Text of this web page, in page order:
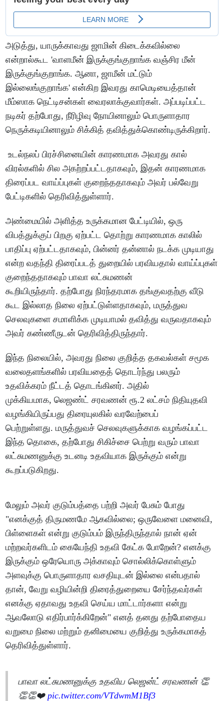
அடுத்து, யாருக்காவது ஜாமின் கிடைக்கவில்லை
என்றால்கூட 'வாளமீன் இருக்குங்குறாங்க வஞ்சிர மீன்
இருக்குங்குறாங்க. ஆனா, ஜாமீன் மட்டும்
இல்லைங்குறாங்க' என்கிற இவரது காமெடியைத்தான்
மீம்ஸாக நெட்டிசன்கள் வைரலாக்குவார்கள். அப்படிப்பட்ட
நடிகர் தற்போது, நீரிழிவு நோயினாலும் பொருளாதார
நெருக்கடியினாலும் சிக்கித் தவித்துக்கொண்டிருக்கிறார்.
உடல்நலப் பிரச்சினையின் காரணமாக அவரது கால்
விரல்களில் சில அகற்றப்பட்டதாகவும், இதன் காரணமாக
திரைப்பட வாய்ப்புகள் குறைந்ததாகவும் அவர் பல்வேறு
பேட்டிகளில் தெரிவித்துள்ளார்.
அண்மையில் அளித்த உருக்கமான பேட்டியில், ஒரு
விபத்துக்குப் பிறகு ஏற்பட்ட தொற்று காரணமாக காலில்
பாதிப்பு ஏற்பட்டதாகவும், பின்னர் தன்னால் நடக்க முடியாது
என்ற வதந்தி திரைப்படத் துறையில் பரவியதால் வாய்ப்புகள்
குறைந்ததாகவும் பாவா லட்சுமணன்
கூறியிருந்தார். தற்போது நிரந்தரமாக தங்குவதற்கு வீடு
கூட இல்லாத நிலை ஏற்பட்டுள்ளதாகவும், மருத்துவ
செலவுகளை சமாளிக்க முடியாமல் தவித்து வருவதாகவும்
அவர் கண்ணீருடன் தெரிவித்திருந்தார்.
இந்த நிலையில், அவரது நிலை குறித்த தகவல்கள் சமூக
வலைதளங்களில் பரவியதைத் தொடர்ந்து பலரும்
உதவிக்கரம் நீட்டத் தொடங்கினர். அதில்
முக்கியமாக, லெஜண்ட் சரவணன் ரூ.2 லட்சம் நிதியுதவி
வழங்கியிருப்பது திரையுலகில் வரவேற்பைப்
பெற்றுள்ளது. மருத்துவச் செலவுகளுக்காக வழங்கப்பட்ட
இந்த தொகை, தற்போது சிகிச்சை பெற்று வரும் பாவா
லட்சுமணனுக்கு உடனடி உதவியாக இருக்கும் என்று
கூறப்படுகிறது.
மேலும் அவர் குடும்பத்தை பற்றி அவர் பேசும் போது
"எனக்குத் திருமணமே ஆகவில்லை; ஒருவேளை மனைவி,
பிள்ளைகள் என்று குடும்பம் இருந்திருந்தால் நான் ஏன்
மற்றவர்களிடம் கையேந்தி உதவி கேட்க போறேன்? எனக்கு
இருக்கும் ஒரேயொரு அக்காவும் சொல்லிக்கொள்ளும்
அளவுக்கு பொருளாதார வசதியுடன் இல்லை என்பதால்
தான், வேறு வழியின்றி திரைத்துறையை சேர்ந்தவர்கள்
எனக்கு ஏதாவது உதவி செய்ய மாட்டார்களா என்று
ஆவலோடு எதிர்பார்க்கிறேன்" எனத் தனது தற்போதைய
வறுமை நிலை மற்றும் தனிமையை குறித்து உருக்கமாகத்
தெரிவித்துள்ளார்.
பாவா லட்சுமணனுக்கு உதவிய லெஜன்ட் சரவணன் 👏
👏👏❤️pic.twitter.com/VTdwmM1Bf3